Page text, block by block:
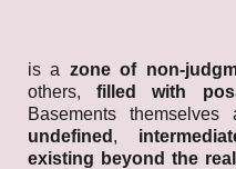
is a zone of non-
others,filled with
Basements
undefined ,
existing beyond the